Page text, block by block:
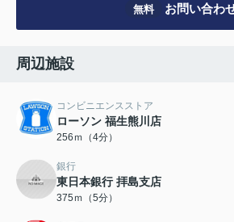
無料 お問い合わ
周辺施設
コンビニエンスストア
ローソン 福生熊川店
256ｍ（4分）
銀行
東日本銀行 拝島支店
375ｍ（5分）